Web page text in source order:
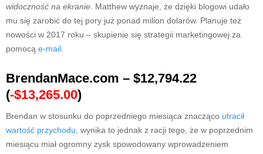
widoczność na ekranie . Matthew wyznaje, że dzięki blogowi udało
mu się zarobić do tej pory już ponad milion dolarów. Planuje też
nowości w 2017 roku – skupienie się strategii marketingowej za
pomocą e-mail
BrendanMace.com – $12,794.22
(-$13,265.00)
Brendan w stosunku do poprzedniego miesiąca znacząco utracił
wartość przychodu, wynika to jednak z racji tego, że w poprzednim
miesiącu miał ogromny zysk spowodowany wprowadzeniem